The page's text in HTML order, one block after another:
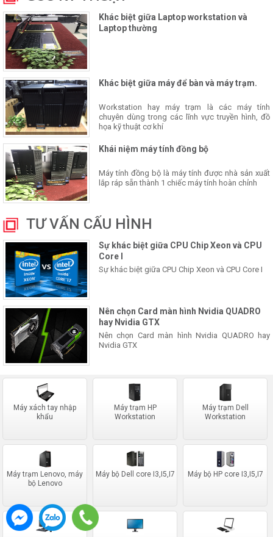
Khác biệt giữa Laptop workstation và
Laptop thường
Khác biệt giữa máy để bàn và máy trạm.
Workstation hay máy trạm là các máy tính
chuyên dùng trong các lĩnh vực truyền hình, đồ
họa kỹ thuật cơ khí
Khái niệm máy tính đồng bộ
Máy tính đồng bộ là máy tính được nhà sản xuất
lắp ráp sẵn thành 1 chiếc máy tính hoàn chỉnh
TƯ VẤN CẤU HÌNH
Sự khác biệt giữa CPU Chip Xeon và CPU
Core I
Sự khác biệt giữa CPU Chip Xeon và CPU Core I
Nên chọn Card màn hình Nvidia QUADRO
hay Nvidia GTX
Nên chọn Card màn hình Nvidia QUADRO hay
Nvidia GTX
Máy xách tay nhập
khẩu
Máy trạm HP
Workstation
Máy trạm Dell
Workstation
Máy trạm Lenovo, máy
bộ Lenovo
Máy bộ Dell core I3,I5,I7 Máy bộ HP core I3,I5,I7